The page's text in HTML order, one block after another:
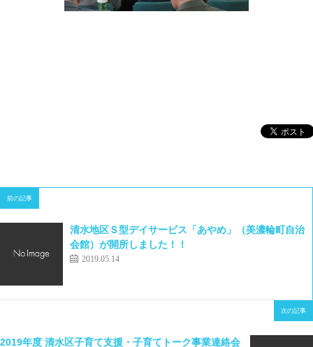
前の記事
清水地区Ｓ型デイサービス「あやめ」（美濃輪町自治
会館）が開所しました！！
2019.05.14
次の記事
2019年度 清水区子育て支援・子育てトーク事業連絡会